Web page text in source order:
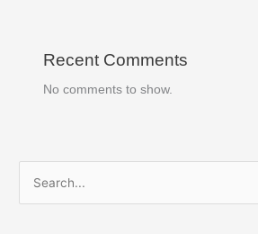
Recent Comments
No comments to show.